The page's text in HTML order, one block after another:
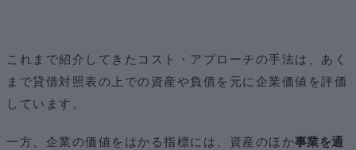
これまで紹介してきたコスト・アプローチの手法は、あく
まで貸借対照表の上での資産や負債を元に企業価値を評価
しています。
一方、企業の価値をはかる指標には、資産のほか事業を通